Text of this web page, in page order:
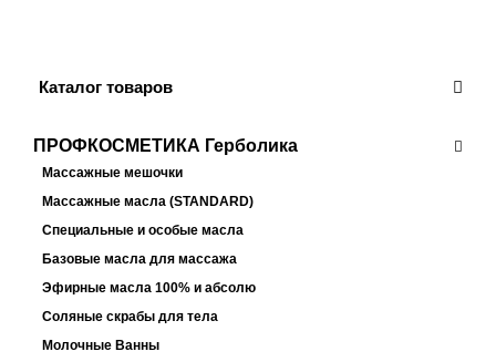
Каталог товаров
ПРОФКОСМЕТИКА Герболика
Массажные мешочки
Массажные масла (STANDARD)
Специальные и особые масла
Базовые масла для массажа
Эфирные масла 100% и абсолю
Соляные скрабы для тела
Молочные Ванны